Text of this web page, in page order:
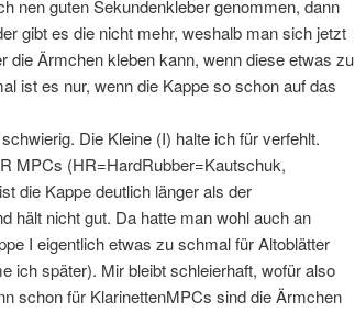
nen guten Sekundenkleber genommen, dann
gibt es die nicht mehr, weshalb man sich jetzt
die Ärmchen kleben kann, wenn diese etwas zu
ist es nur, wenn die Kappe so schon auf das
Die Kleine (I) halte ich für verfehlt.
MPCs (HR=HardRubber=Kautschuk,
die Kappe deutlich länger als der
hält nicht gut. Da hatte man wohl auch an
I eigentlich etwas zu schmal für Altoblätter
ich später). Mir bleibt schleierhaft, wofür also
schon für KlarinettenMPCs sind die Ärmchen